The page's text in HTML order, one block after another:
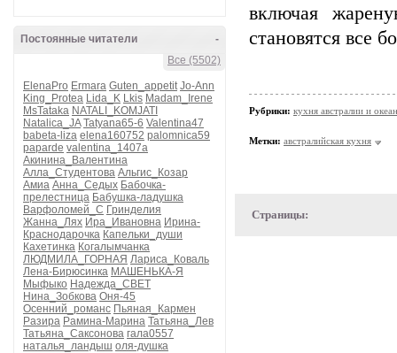
-
Постоянные читатели
Все (5502)
ElenaPro Ermara Guten_appetit Jo-Ann
King_Protea Lida_K Lkis Madam_Irene
MsTataka NATALI_KOMJATI
Natalica_JA Tatyana65-6 Valentina47
babeta-liza elena160752 palomnica59
paparde valentina_1407a
Акинина_Валентина
Алла_Студентова Альгис_Козар
Амиа Анна_Седых Бабочка-
прелестница Бабушка-ладушка
Варфоломей_С Гринделия
Жанна_Лях Ира_Ивановна Ирина-
Краснодарочка Капельки_души
Кахетинка Когалымчанка
ЛЮДМИЛА_ГОРНАЯ Лариса_Коваль
Лена-Бирюсинка МАШЕНЬКА-Я
Мыфыко Надежда_СВЕТ
Нина_Зобкова Оня-45
Осенний_романс Пьяная_Кармен
Разира Рамина-Марина Татьяна_Лев
Татьяна_Саксонова гала0557
наталья_ландыш оля-душка
включая
становятся все
Рубрики: кухня австралии и
Метки: австралийская кухня
Страницы: